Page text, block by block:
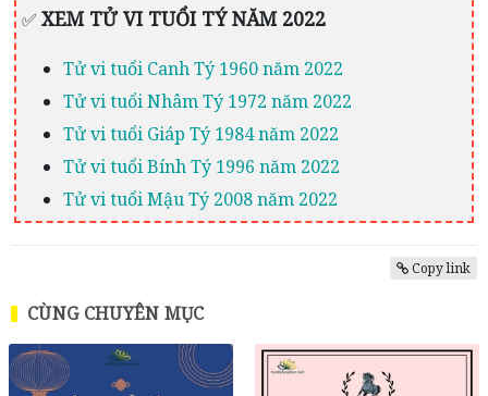
✅ XEM TỬ VI TUỔI TÝ NĂM 2022
Tử vi tuổi Canh Tý 1960 năm 2022
Tử vi tuổi Nhâm Tý 1972 năm 2022
Tử vi tuổi Giáp Tý 1984 năm 2022
Tử vi tuổi Bính Tý 1996 năm 2022
Tử vi tuổi Mậu Tý 2008 năm 2022
Copy link
CÙNG CHUYÊN MỤC